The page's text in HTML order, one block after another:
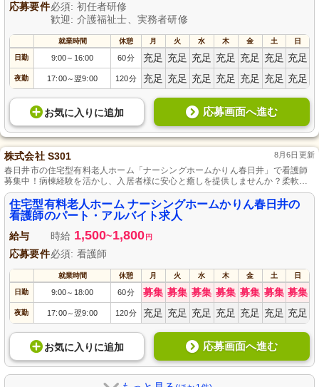
応募要件必須: 初任者研修
歓迎: 介護福祉士、実務者研修
就業時間 休憩 月 火 水 木 金 土 日
日勤 9:00～ 16:00 60分 充足 充足 充足 充足 充足 充足 充足
夜勤 17:00～翌9:00 120分 充足 充足 充足 充足 充足 充足 充足
お気に入り に追加 応募画面へ進む
株式会社 S301 8月6日更新
春日井市の住宅型有料老人ホーム「ナーシングホームかりん春日井」で看護師
募集中！病棟経験を活かし、入居者様に安心と癒しを提供しませんか？柔軟な
勤務体制で、プライベートも充実。私たちと一緒に温かいコミュニケーション
を大切にしながら、最高のサポートを提供しましょう。経験を活かしつつスキ
ルアップを目指すあなたをお待ちしています。
住宅型有料老人ホーム ナーシングホームかりん春日井の
看護師のパート・アルバイト求人
給与 時給 1,500~1,800 円
応募要件必須: 看護師
就業時間 休憩 月 火 水 木 金 土 日
日勤 9:00～ 18:00 60分 募集 募集 募集 募集 募集 募集 募集
夜勤 17:00～翌9:00 120分 充足 充足 充足 充足 充足 充足 充足
お気に入り に追加 応募画面へ進む